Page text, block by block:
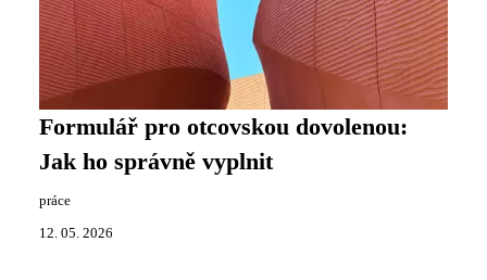
Formulář pro otcovskou dovolenou:
Jak ho správně vyplnit
práce
12. 05. 2026